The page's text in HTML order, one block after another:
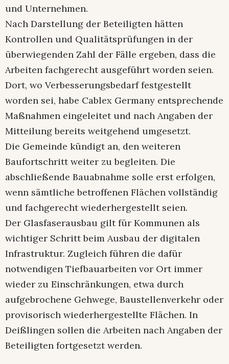
und Unternehmen.
Nach Darstellung der Beteiligten hätten
Kontrollen und Qualitätsprüfungen in der
überwiegenden Zahl der Fälle ergeben, dass die
Arbeiten fachgerecht ausgeführt worden seien.
Dort, wo Verbesserungsbedarf festgestellt
worden sei, habe Cablex Germany entsprechende
Maßnahmen eingeleitet und nach Angaben der
Mitteilung bereits weitgehend umgesetzt.
Die Gemeinde kündigt an, den weiteren
Baufortschritt weiter zu begleiten. Die
abschließende Bauabnahme solle erst erfolgen,
wenn sämtliche betroffenen Flächen vollständig
und fachgerecht wiederhergestellt seien.
Der Glasfaserausbau gilt für Kommunen als
wichtiger Schritt beim Ausbau der digitalen
Infrastruktur. Zugleich führen die dafür
notwendigen Tiefbauarbeiten vor Ort immer
wieder zu Einschränkungen, etwa durch
aufgebrochene Gehwege, Baustellenverkehr oder
provisorisch wiederhergestellte Flächen. In
Deißlingen sollen die Arbeiten nach Angaben der
Beteiligten fortgesetzt werden.